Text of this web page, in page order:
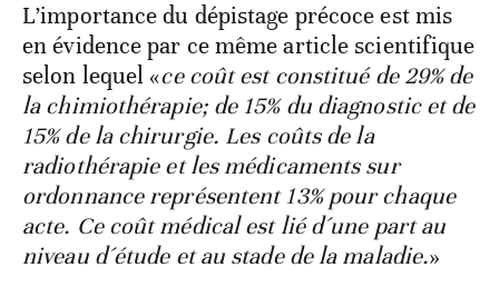
L’importance du dépistage précoce est mis
en évidence par ce même article scientifique
selon lequel «ce coût est constitué de 29% de
la chimiothérapie; de 15% du diagnostic et de
15% de la chirurgie. Les coûts de la
radiothérapie et les médicaments sur
ordonnance représentent 13% pour chaque
acte. Ce coût médical est lié d´une part au
niveau d´étude et au stade de la maladie.»